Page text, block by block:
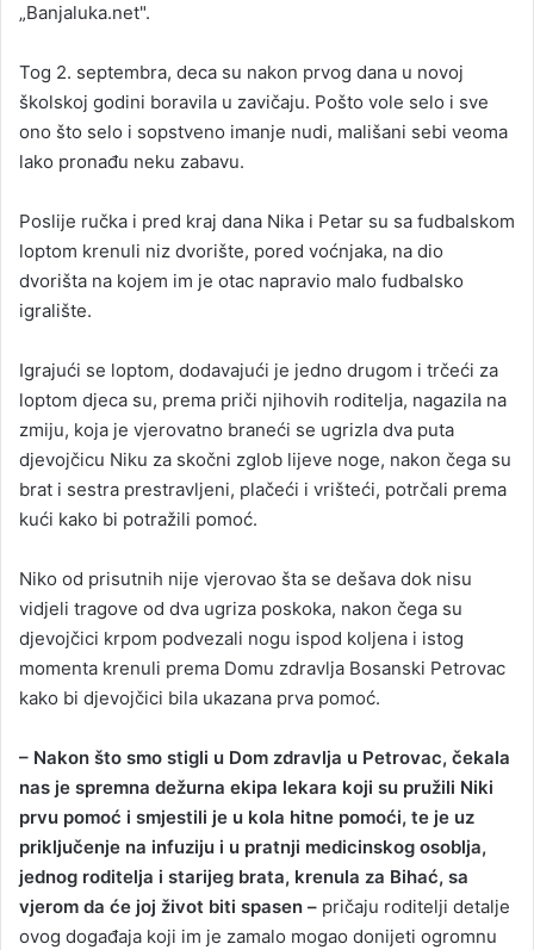
„Banjaluka.net".
Tog 2. septembra, deca su nakon prvog dana u novoj
školskoj godini boravila u zavičaju. Pošto vole selo i sve
ono što selo i sopstveno imanje nudi, mališani sebi veoma
lako pronađu neku zabavu.
Poslije ručka i pred kraj dana Nika i Petar su sa fudbalskom
loptom krenuli niz dvorište, pored voćnjaka, na dio
dvorišta na kojem im je otac napravio malo fudbalsko
igralište.
Igrajući se loptom, dodavajući je jedno drugom i trčeći za
loptom djeca su, prema priči njihovih roditelja, nagazila na
zmiju, koja je vjerovatno braneći se ugrizla dva puta
djevojčicu Niku za skočni zglob lijeve noge, nakon čega su
brat i sestra prestravljeni, plačeći i vrišteći, potrčali prema
kući kako bi potražili pomoć.
Niko od prisutnih nije vjerovao šta se dešava dok nisu
vidjeli tragove od dva ugriza poskoka, nakon čega su
djevojčici krpom podvezali nogu ispod koljena i istog
momenta krenuli prema Domu zdravlja Bosanski Petrovac
kako bi djevojčici bila ukazana prva pomoć.
– Nakon što smo stigli u Dom zdravlja u Petrovac, čekala
nas je spremna dežurna ekipa lekara koji su pružili Niki
prvu pomoć i smjestili je u kola hitne pomoći, te je uz
priključenje na infuziju i u pratnji medicinskog osoblja,
jednog roditelja i starijeg brata, krenula za Bihać, sa
vjerom da će joj život biti spasen – pričaju roditelji detalje
ovog događaja koji im je zamalo mogao donijeti ogromnu